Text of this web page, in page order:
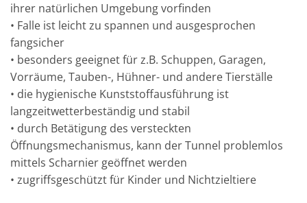
ihrer natürlichen Umgebung vorfinden
• Falle ist leicht zu spannen und ausgesprochen
fangsicher
• besonders geeignet für z.B. Schuppen, Garagen,
Vorräume, Tauben-, Hühner- und andere Tierställe
• die hygienische Kunststoffausführung ist
langzeitwetterbeständig und stabil
• durch Betätigung des versteckten
Öffnungsmechanismus, kann der Tunnel problemlos
mittels Scharnier geöffnet werden
• zugriffsgeschützt für Kinder und Nichtzieltiere